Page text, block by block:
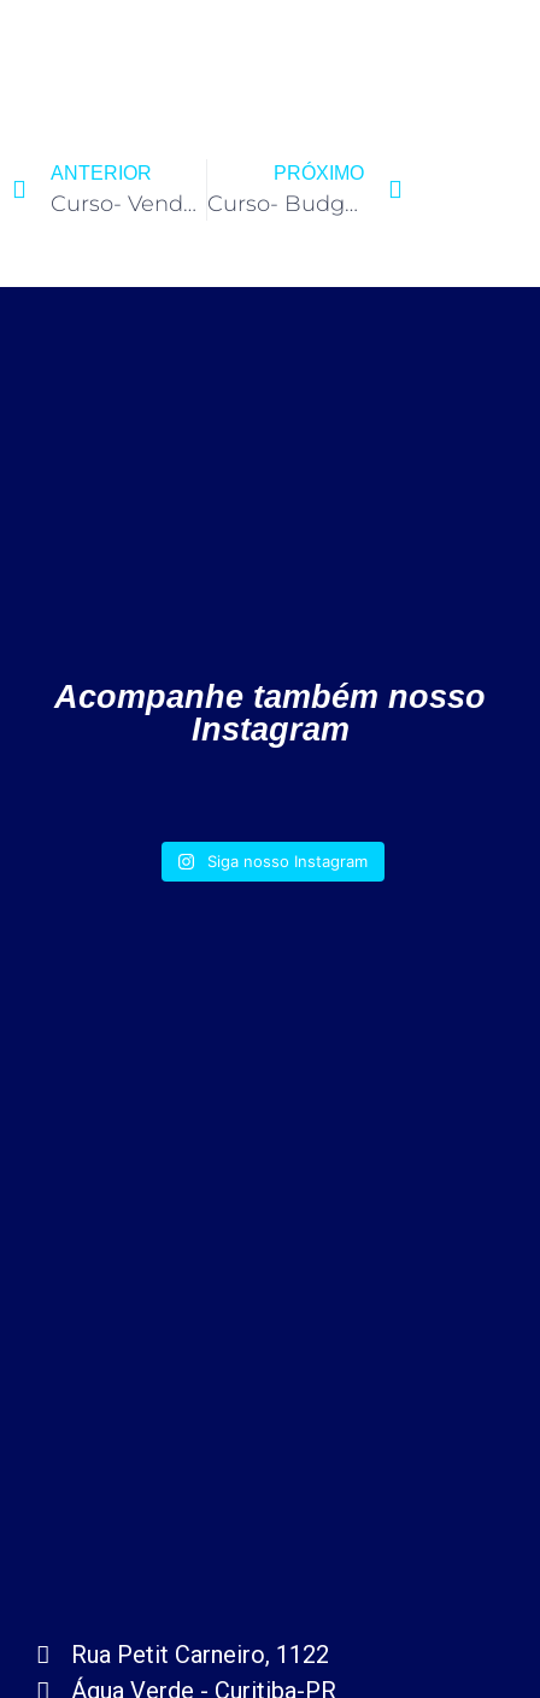
ANTERIOR
Curso- VendaMais com ChatGPT- Londrina
PRÓXIMO
Curso- Budget De Marketing- Curitiba
Acompanhe também nosso
Instagram
Siga nosso Instagram
Rua Petit Carneiro, 1122
Água Verde - Curitiba-PR